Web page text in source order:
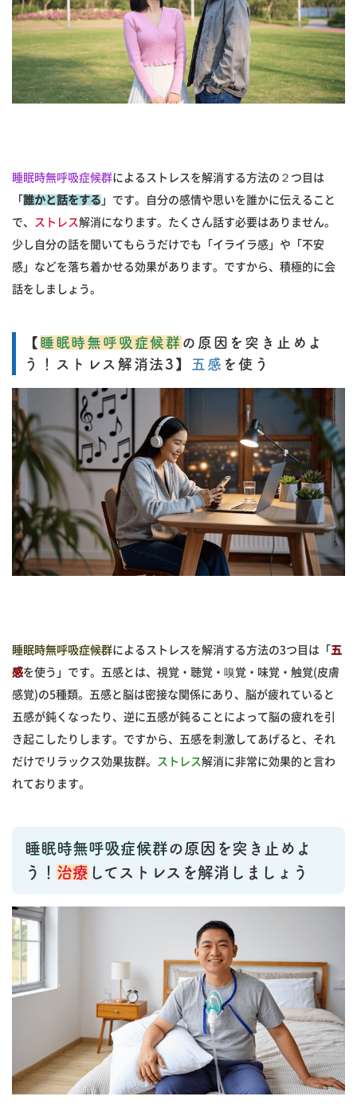
睡眠時無呼吸症候群によるストレスを解消する方法の２つ目は
「誰かと話をする 」です。自分の感情や思いを誰かに伝えること
で、
ストレス解消になります。たくさん話す必要はありません。
少し自分の話を聞いてもらうだけでも「イライラ感」や「不安
感」などを落ち着かせる効果があります。ですから、積極的に会
話をしましょう。
【 睡眠時無呼吸症候群 の原因を突き止めよ
う！ストレス解消法3】
五感 を使う
睡眠時無呼吸症候群によるストレスを解消する方法の3つ目は「五
感を使う」です。五感とは、視覚・聴覚・嗅覚・味覚・触覚(皮膚
感覚)の5種類。五感と脳は密接な関係にあり、脳が疲れていると
五感が鈍くなったり、逆に五感が鈍ることによって脳の疲れを引
き起こしたりします。ですから、五感を刺激してあげると、それ
だけでリラックス効果抜群。
ストレス解消に非常に効果的と言わ
れております。
睡眠時無呼吸症候群の原因を突き止めよ
う！ 治療 してストレスを解消しましょう